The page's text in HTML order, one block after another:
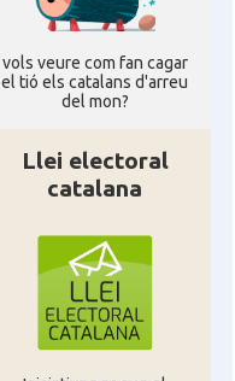
vols veure com fan cagar
el tió els catalans d'arreu
del mon?
Llei electoral
catalana